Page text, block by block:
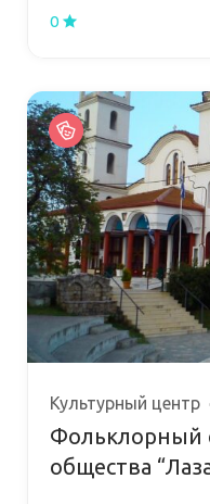
0
Культурный центр
Фольклорный
общества